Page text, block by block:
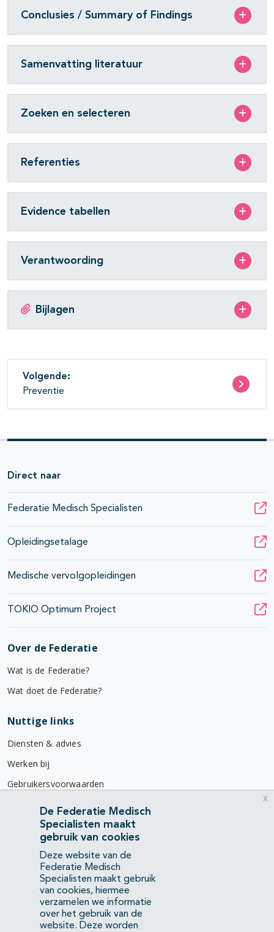
Conclusies / Summary of Findings
Samenvatting literatuur
Zoeken en selecteren
Referenties
Evidence tabellen
Verantwoording
Bijlagen
Volgende:
Preventie
Direct naar
Federatie Medisch Specialisten
Opleidingsetalage
Medische vervolgopleidingen
TOKIO Optimum Project
Over de Federatie
Wat is de Federatie?
Wat doet de Federatie?
Nuttige links
Diensten & advies
Werken bij
Gebruikersvoorwaarden
Privacyverklaring
Contact
Mercatorlaan 1200
3528 BL Utrecht
(088) 505 34 34
info@richtlijnendatabase.nl
De Federatie Medisch
Specialisten maakt
gebruik van cookies
Deze website van de
Federatie Medisch
Specialisten maakt gebruik
van cookies, hiermee
verzamelen we informatie
over het gebruik van de
website. Deze worden
x